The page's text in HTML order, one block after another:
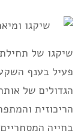
פעיל בענף
הגדולים של
הריכוזית
בחייה